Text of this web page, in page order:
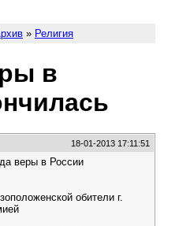
» Религия
в
18-01-2013 17:11:51
веры в России
обители г.